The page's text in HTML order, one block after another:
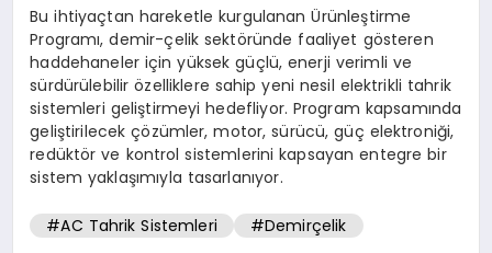
Bu ihtiyaçtan hareketle kurgulanan Ürünleştirme
Programı, demir-çelik sektöründe faaliyet gösteren
haddehaneler için yüksek güçlü, enerji verimli ve
sürdürülebilir özelliklere sahip yeni nesil elektrikli tahrik
sistemleri geliştirmeyi hedefliyor. Program kapsamında
geliştirilecek çözümler, motor, sürücü, güç elektroniği,
redüktör ve kontrol sistemlerini kapsayan entegre bir
sistem yaklaşımıyla tasarlanıyor.
#AC Tahrik Sistemleri #Demirçelik